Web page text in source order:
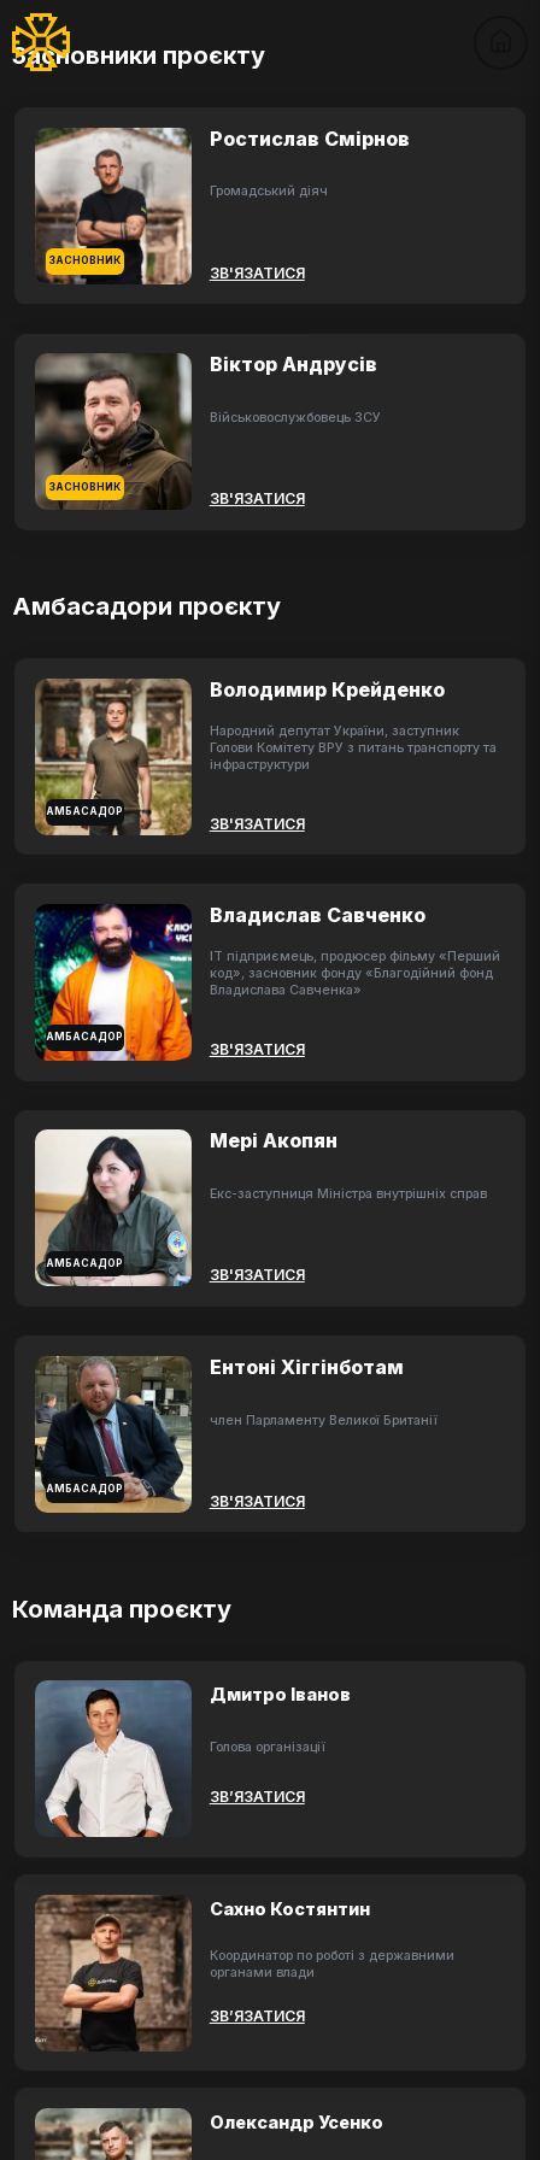
Засновники проєкту
ЗАСНОВНИК
Ростислав Смірнов
Громадський діяч
ЗВ'ЯЗАТИСЯ
ЗАСНОВНИК
Віктор Андрусів
Військовослужбовець ЗСУ
ЗВ'ЯЗАТИСЯ
Амбасадори проєкту
АМБАСАДОР
Володимир Крейденко
Народний депутат України, заступник
Голови Комітету ВРУ з питань транспорту та
інфраструктури
ЗВ'ЯЗАТИСЯ
АМБАСАДОР
Владислав Савченко
ІТ підприємець, продюсер фільму «Перший
код», засновник фонду «Благодійний фонд
Владислава Савченка»
ЗВ'ЯЗАТИСЯ
АМБАСАДОР
Мері Акопян
Екс-заступниця Міністра внутрішніх справ
ЗВ'ЯЗАТИСЯ
АМБАСАДОР
Ентоні Хіггінботам
член Парламенту Великої Британії
ЗВ'ЯЗАТИСЯ
Команда проєкту
Дмитро Іванов
Голова організації
ЗВ’ЯЗАТИСЯ
Сахно Костянтин
Координатор по роботі з державними
органами влади
ЗВ’ЯЗАТИСЯ
Олександр Усенко